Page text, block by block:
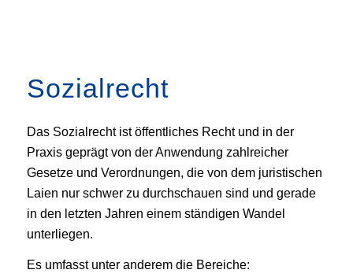
Sozialrecht
Das Sozialrecht ist öffentliches Recht und in der
Praxis geprägt von der Anwendung zahlreicher
Gesetze und Verordnungen, die von dem juristischen
Laien nur schwer zu durchschauen sind und gerade
in den letzten Jahren einem ständigen Wandel
unterliegen.
Es umfasst unter anderem die Bereiche: